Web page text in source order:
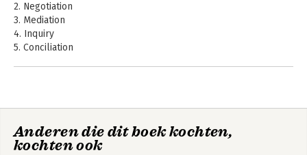
2. Negotiation
3. Mediation
4. Inquiry
5. Conciliation
11. International trade disputes
12. The United Nations
Anderen die dit boek kochten,
kochten ook